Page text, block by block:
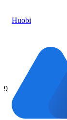
Huobi
9